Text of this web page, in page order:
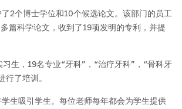
2个博士学位和10个候选论文。该部门的员工
篇科学论文，收到了19项发明的专利，并提
生，19名专业“牙科”，“治疗牙科”，“骨科牙
行了培训。
生吸引学生。每位老师每年都会为学生提供